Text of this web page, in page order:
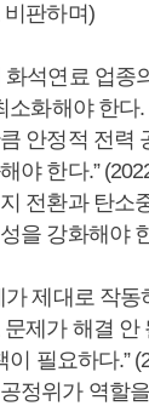
판하며)
화석연료 업종
소화해야 한다
안정적 전력
야 한다.”
전환과 탄소
을 강화해야
제대로 작동
제가 해결 안
필요하다.”
정위가 역할